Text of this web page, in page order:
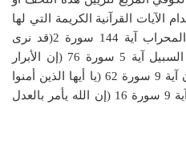
الآيات القرآنية الكريمة التي لها
علاقة بطبيعة المكان فنجد في المحراب آية 144 سورة 2(قد نرى
تقلب وجهك في السماء..) وفي السبيل آية 5 سورة 76 (إن الأبرار
يشربون من كأس..) وعلى المآذن آية 9 سورة 62 (يا أيها الذين أمنوا
إذا نودى للصلاة..) وعلى المنابر آية 9 سورة 16 (إن الله يأمر بالعدل